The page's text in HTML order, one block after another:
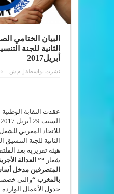
البيان الختامي
أبريل2017
نشرت بواسطة:إ م ش
عقدت النقابة
السبت 29
أبريل
للاتحاد المغربي للشغل
الثانية للجنة التنسيق
هيئة تقريرية بعد
شعار “” العدالة
المتصرفين مدخل
بالمغرب “والتي
جدول الأعمال الواردة